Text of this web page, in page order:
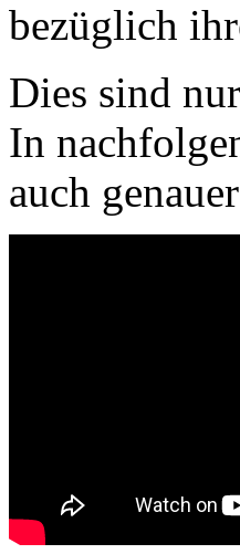
bezüglich
Dies sind
In
auch